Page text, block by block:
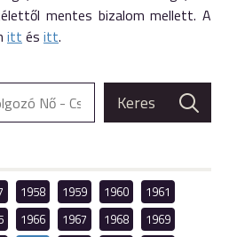
mentes bizalom mellett. A
itt és itt.
1958 1959 1960
1961
1966 1967 1968
1969